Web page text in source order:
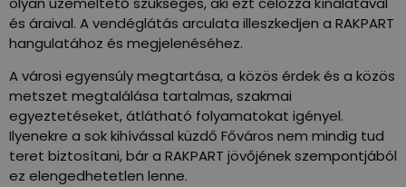
és áraival. A vendéglátás arculata illeszkedjen a RAKPART
hangulatához és megjelenéséhez.
A városi egyensúly megtartása, a közös érdek és a közös
metszet megtalálása tartalmas, szakmai
egyeztetéseket, átlátható folyamatokat igényel.
Ilyenekre a sok kihívással küzdő Főváros nem mindig tud
teret biztosítani, bár a RAKPART jövőjének szempontjából
ez elengedhetetlen lenne.